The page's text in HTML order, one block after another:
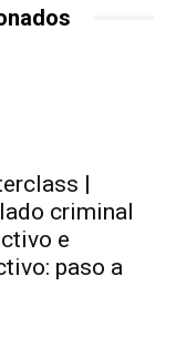
|
criminal
e
paso a